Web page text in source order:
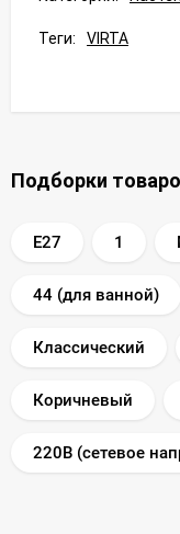
Теги: VIRTA
Подборки
E27 1
44 (для ванной)
Классический
Коричневый
220В (сетевое